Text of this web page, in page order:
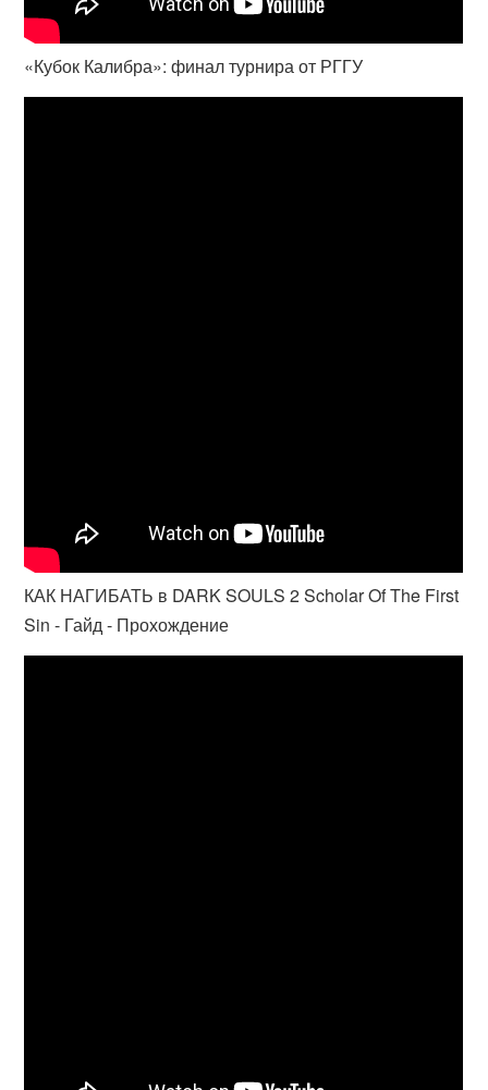
«Кубок Калибра»: финал турнира от РГГУ
КАК НАГИБАТЬ в DARK SOULS 2 Scholar Of The First
Sin - Гайд - Прохождение